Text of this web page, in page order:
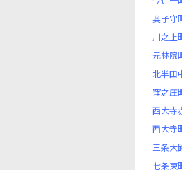
奥子守
川之上
元林院
北半田
窪之庄
西大寺
西大寺
三条大
七条東